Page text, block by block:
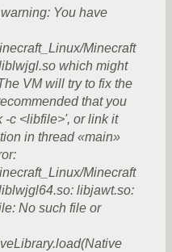
You have
Minecraft
which might
VM will try to fix the
that you
-c <libfile>', or link it
in thread «main»
Minecraft
libjawt.so:
No such file or